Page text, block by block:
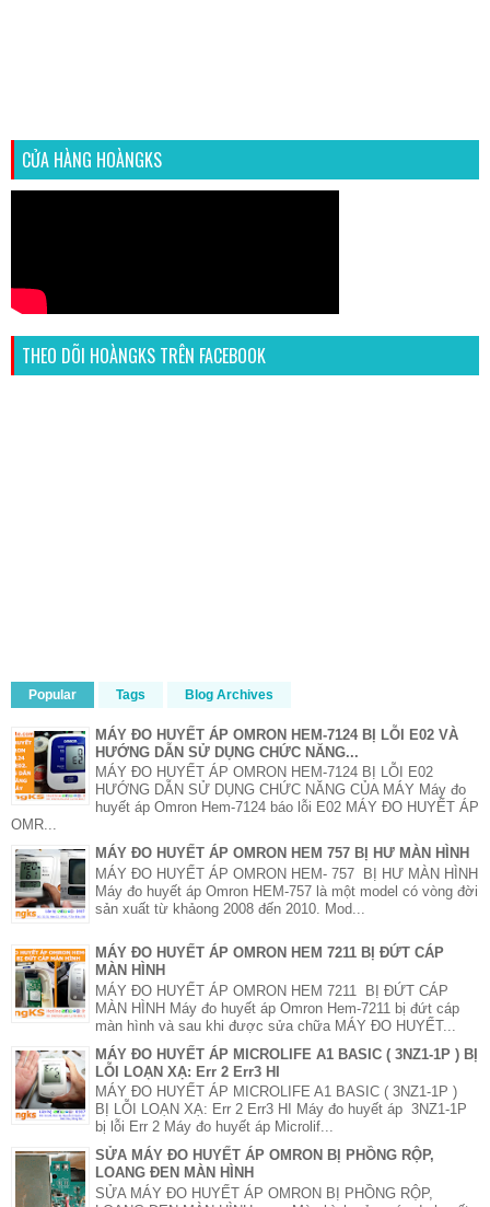
CỬA HÀNG HOÀNGKS
THEO DÕI HOÀNGKS TRÊN FACEBOOK
Popular Tags Blog Archives
MÁY ĐO HUYẾT ÁP OMRON HEM-7124 BỊ LỖI E02 VÀ
HƯỚNG DẪN SỬ DỤNG CHỨC NĂNG...
MÁY ĐO HUYẾT ÁP OMRON HEM-7124 BỊ LỖI E02
HƯỚNG DẪN SỬ DỤNG CHỨC NĂNG CỦA MÁY Máy đo
huyết áp Omron Hem-7124 báo lỗi E02 MÁY ĐO HUYẾT ÁP
OMR...
MÁY ĐO HUYẾT ÁP OMRON HEM 757 BỊ HƯ MÀN HÌNH
MÁY ĐO HUYẾT ÁP OMRON HEM- 757 BỊ HƯ MÀN HÌNH
Máy đo huyết áp Omron HEM-757 là một model có vòng đời
sản xuất từ khảong 2008 đến 2010. Mod...
MÁY ĐO HUYẾT ÁP OMRON HEM 7211 BỊ ĐỨT CÁP
MÀN HÌNH
MÁY ĐO HUYẾT ÁP OMRON HEM 7211 BỊ ĐỨT CÁP
MÀN HÌNH Máy đo huyết áp Omron Hem-7211 bị đứt cáp
màn hình và sau khi được sửa chữa MÁY ĐO HUYẾT...
MÁY ĐO HUYẾT ÁP MICROLIFE A1 BASIC ( 3NZ1-1P ) BỊ
LỖI LOẠN XẠ: Err 2 Err3 HI
MÁY ĐO HUYẾT ÁP MICROLIFE A1 BASIC ( 3NZ1-1P )
BỊ LỖI LOẠN XẠ: Err 2 Err3 HI Máy đo huyết áp 3NZ1-1P
bị lỗi Err 2 Máy đo huyết áp Microlif...
SỬA MÁY ĐO HUYẾT ÁP OMRON BỊ PHỒNG RỘP,
LOANG ĐEN MÀN HÌNH
SỬA MÁY ĐO HUYẾT ÁP OMRON BỊ PHỒNG RỘP,